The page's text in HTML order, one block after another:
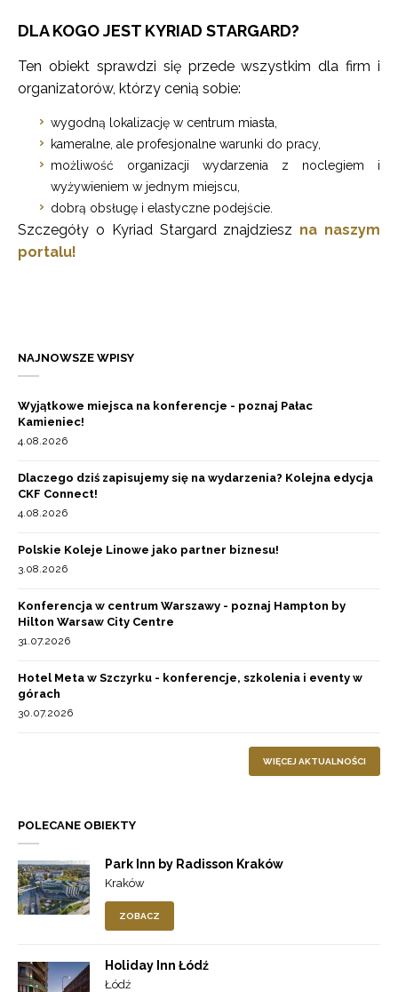
DLA KOGO JEST KYRIAD STARGARD?
Ten obiekt sprawdzi się przede wszystkim dla firm i
organizatorów, którzy cenią sobie:
wygodną lokalizację w centrum miasta,
kameralne, ale profesjonalne warunki do pracy,
możliwość organizacji wydarzenia z noclegiem i
wyżywieniem w jednym miejscu,
dobrą obsługę i elastyczne podejście.
Szczegóły o Kyriad Stargard znajdziesz na naszym
portalu!
NAJNOWSZE WPISY
Wyjątkowe miejsca na konferencje - poznaj Pałac
Kamieniec!
4.08.2026
Dlaczego dziś zapisujemy się na wydarzenia? Kolejna edycja
CKF Connect!
4.08.2026
Polskie Koleje Linowe jako partner biznesu!
3.08.2026
Konferencja w centrum Warszawy - poznaj Hampton by
Hilton Warsaw City Centre
31.07.2026
Hotel Meta w Szczyrku - konferencje, szkolenia i eventy w
górach
30.07.2026
WIĘCEJ AKTUALNOŚCI
POLECANE OBIEKTY
Park Inn by Radisson Kraków
Kraków
ZOBACZ
Holiday Inn Łódź
Łódź